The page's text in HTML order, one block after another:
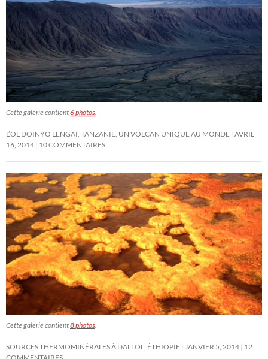
Cette galerie contient6 photos
L’OL DOINYO LENGAI, TANZANIE, UN VOLCAN UNIQUE AU MONDE AVRIL
16, 2014 10 COMMENTAIRES
Cette galerie contient8 photos
SOURCES THERMOMINÉRALES À DALLOL, ÉTHIOPIE JANVIER 5, 2014 12